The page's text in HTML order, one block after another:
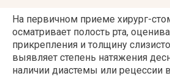
На первичном приеме хирург-
осматривает полость рта,
прикрепления и толщину
выявляет степень натяжения
наличии диастемы или рецессии